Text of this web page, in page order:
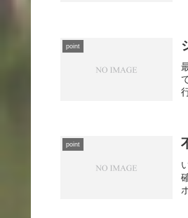
point
point